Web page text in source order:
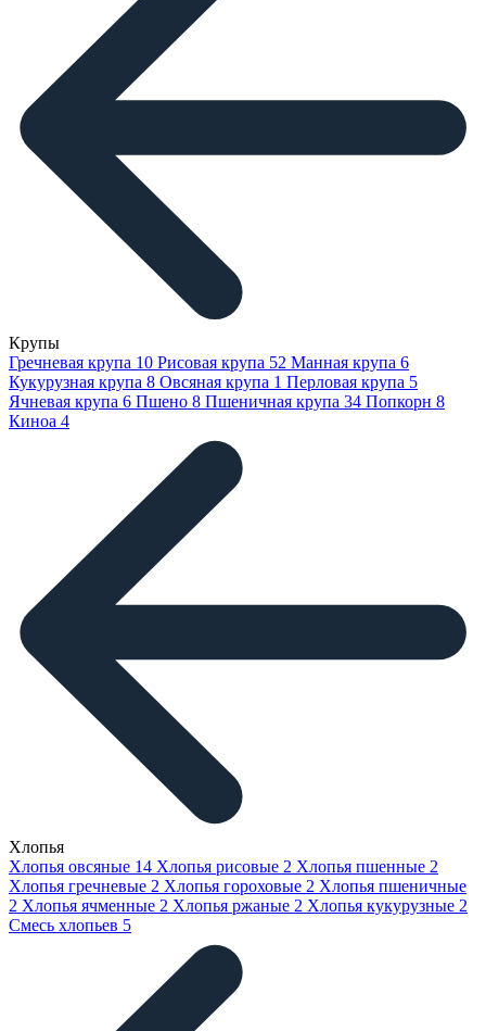
Крупы
Гречневая крупа 10 Рисовая крупа 52 Манная крупа 6
Кукурузная крупа 8 Овсяная крупа 1 Перловая крупа 5
Ячневая крупа 6 Пшено 8 Пшеничная крупа 34 Попкорн 8
Киноа 4
Хлопья
Хлопья овсяные 14 Хлопья рисовые 2 Хлопья пшенные 2
Хлопья гречневые 2 Хлопья гороховые 2 Хлопья пшеничные
2 Хлопья ячменные 2 Хлопья ржаные 2 Хлопья кукурузные 2
Смесь хлопьев 5